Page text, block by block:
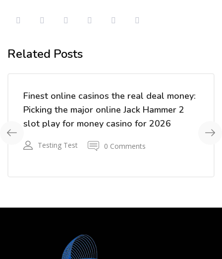
Related Posts
Finest online casinos the real deal money:
Picking the major online Jack Hammer 2
slot play for money casino for 2026
Testing Test 0 Comments